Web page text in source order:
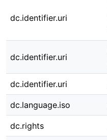
dc.identifier.uri
dc.identifier.uri
dc.identifier.uri
dc.language.iso
dc.rights